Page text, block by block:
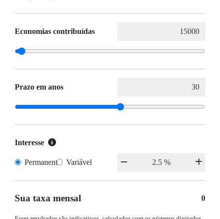
Economias contribuídas
Prazo em anos
Interesse
Permanente Variável
Sua taxa mensal 0